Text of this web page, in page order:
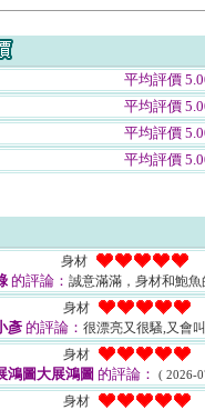
平均評價
平均評價
平均評價
平均評價
身材
的評論： 誠意滿滿，身材和鮑
身材
彥 的評論： 很漂亮又很騷,又會
身材
鴻圖大展鴻圖 的評論： ( 2026-
身材